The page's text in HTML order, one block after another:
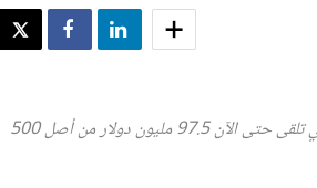
SHARE SHARE
الصندوق الاستئماني لهايتي تلقى حتى الآن 97.5 مليون دولار من أصل 500